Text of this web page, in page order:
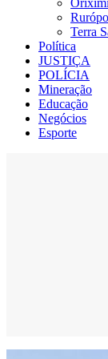
Terra
Política
JUSTIÇA
POLÍCIA
Mineração
Educação
Negócios
Esporte